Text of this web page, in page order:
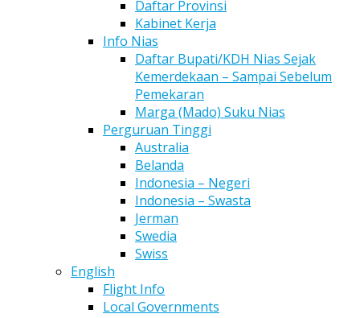
Daftar Provinsi
Kabinet Kerja
Info Nias
Daftar Bupati/KDH Nias Sejak
Kemerdekaan – Sampai Sebelum
Pemekaran
Marga (Mado) Suku Nias
Perguruan Tinggi
Australia
Belanda
Indonesia – Negeri
Indonesia – Swasta
Jerman
Swedia
Swiss
English
Flight Info
Local Governments